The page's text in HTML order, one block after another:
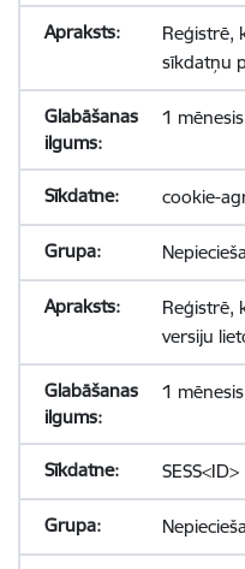
Reģistrē,
sīkdatņu
1 mēnesis
cookie-
Reģistrē,
versiju
1 mēnesis
SESS<ID>